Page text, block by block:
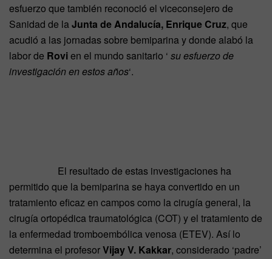
esfuerzo que también reconoció el viceconsejero de
Sanidad de laJunta de Andalucía, Enrique Cruz, que
acudió a las jornadas sobre bemiparina y donde alabó la
labor de Rovien el mundo sanitario ‘ su esfuerzo de
investigación en estos años‘.
El resultado de estas investigaciones ha
permitido que la bemiparina se haya convertido en un
tratamiento eficaz en campos como la cirugía general, la
cirugía ortopédica traumatológica (COT) y el tratamiento de
la enfermedad tromboembólica venosa (ETEV). Así lo
determina el profesorVijay V. Kakkar, considerado ‘padre’